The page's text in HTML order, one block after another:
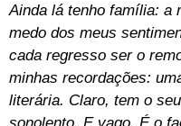
Ainda lá tenho família: a
medo dos meus
cada regresso ser o
minhas recordações:
literária. Claro, tem o